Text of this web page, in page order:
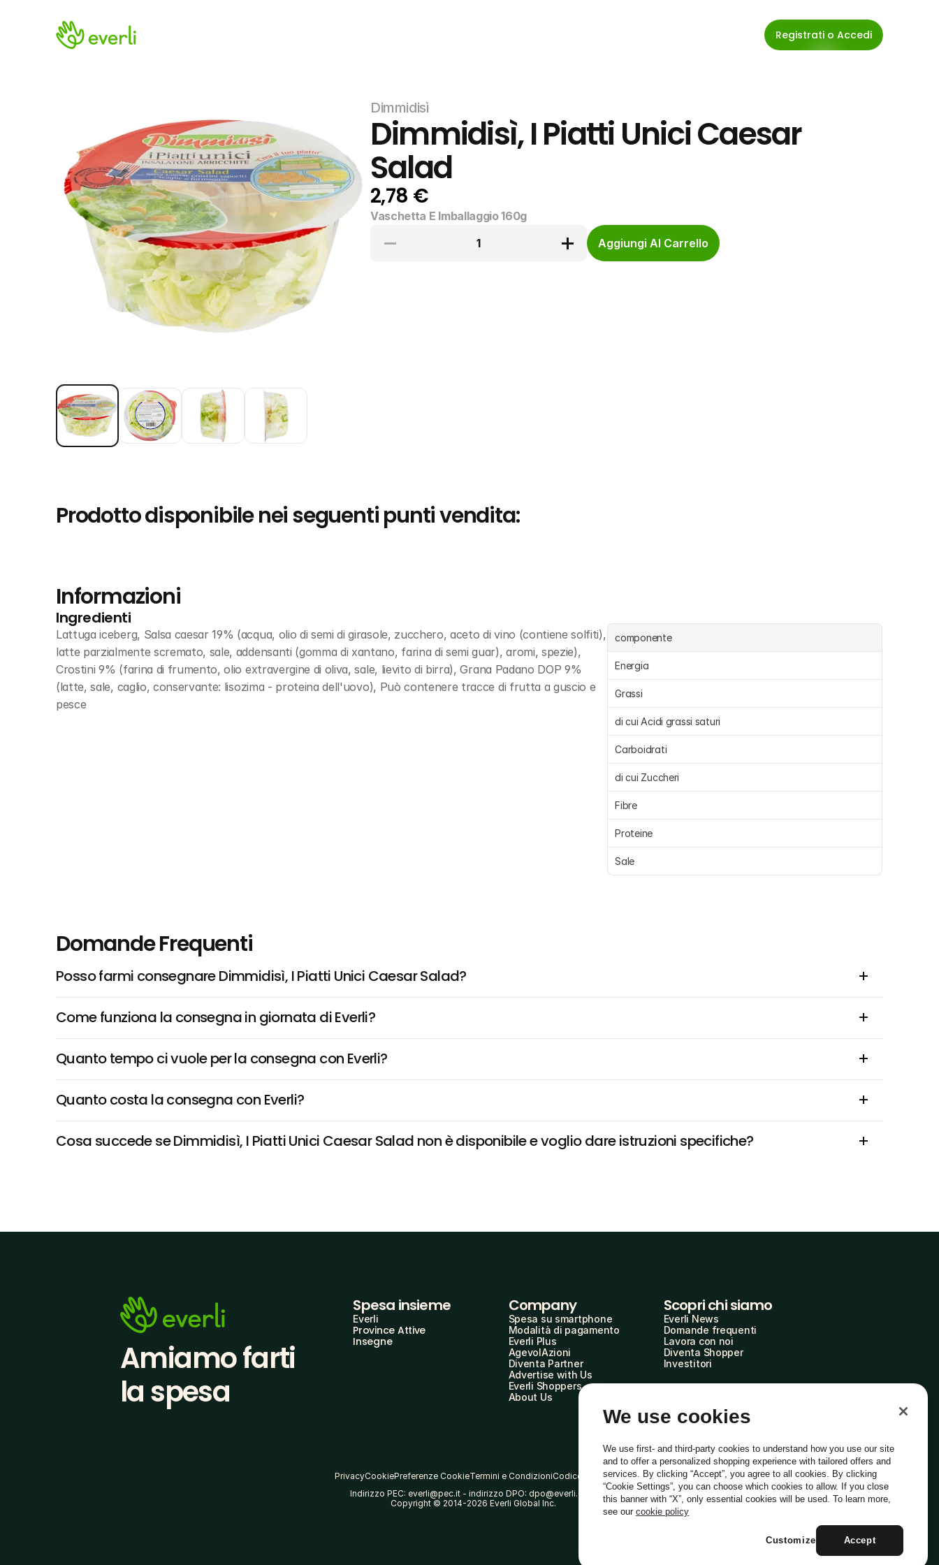
Registrati o Accedi
Dimmidisì
Dimmidisì, I Piatti Unici Caesar
Salad
2,78 €
Vaschetta E Imballaggio 160g
1
Aggiungi Al Carrello
Prodotto disponibile nei seguenti punti vendita:
Informazioni
Ingredienti
Lattuga iceberg, Salsa caesar 19% (acqua, olio di semi di girasole, zucchero, aceto di vino (contiene solfiti),
latte parzialmente scremato, sale, addensanti (gomma di xantano, farina di semi guar), aromi, spezie),
Crostini 9% (farina di frumento, olio extravergine di oliva, sale, lievito di birra), Grana Padano DOP 9%
(latte, sale, caglio, conservante: lisozima - proteina dell'uovo), Può contenere tracce di frutta a guscio e
pesce
componente
Energia
Grassi
di cui Acidi grassi saturi
Carboidrati
di cui Zuccheri
Fibre
Proteine
Sale
Domande Frequenti
Posso farmi consegnare Dimmidisì, I Piatti Unici Caesar Salad?
Come funziona la consegna in giornata di Everli?
Quanto tempo ci vuole per la consegna con Everli?
Quanto costa la consegna con Everli?
Cosa succede se Dimmidisì, I Piatti Unici Caesar Salad non è disponibile e voglio dare istruzioni specifiche?
Amiamo farti
la spesa
Spesa insieme
Everli
Province Attive
Insegne
Company
Spesa su smartphone
Modalità di pagamento
Everli Plus
AgevolAzioni
Diventa Partner
Advertise with Us
Everli Shoppers
About Us
Scopri chi siamo
Everli News
Domande frequenti
Lavora con noi
Diventa Shopper
Investitori
PrivacyCookiePreferenze CookieTermini e CondizioniCodice Etico
Indirizzo PEC: everli@pec.it - indirizzo DPO: dpo@everli.com
Copyright © 2014-2026 Everli Global Inc.
Italiano
We use cookies
We use first- and third-party cookies to understand how you use our site
and to offer a personalized shopping experience with tailored offers and
services. By clicking “Accept”, you agree to all cookies. By clicking
“Cookie Settings”, you can choose which cookies to allow. If you close
this banner with “X”, only essential cookies will be used. To learn more,
see our cookie policy
Accept
Customize